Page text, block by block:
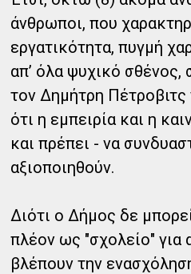
άνθρωποι, που
εργατικότητα, πυγμή
απ’ όλα ψυχικό σθένος,
τον Δημήτρη Πέτροβιτς
ότι η εμπειρία και η
και πρέπει - να
αξιοποιηθούν.
Διότι ο Δήμος δε
πλέον ως "σχολείο"
βλέπουν την